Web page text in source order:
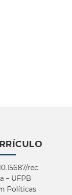
rec
– UFPB
Políticas